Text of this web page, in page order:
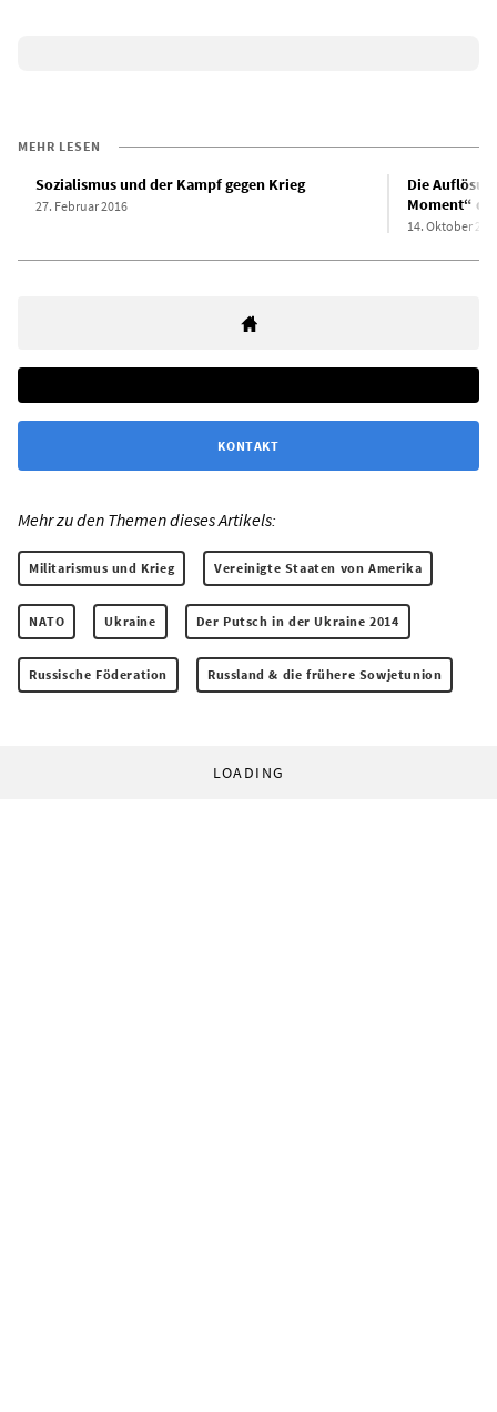
MEHR LESEN
Sozialismus und der Kampf gegen Krieg
27. Februar 2016
Die
Moment“
14. Oktober
KONTAKT
Mehr zu den Themen dieses Artikels:
Militarismus und Krieg Vereinigte Staaten von Amerika
NATO Ukraine Der Putsch in der Ukraine 2014
Russische Föderation Russland & die frühere Sowjetunion
LOADING